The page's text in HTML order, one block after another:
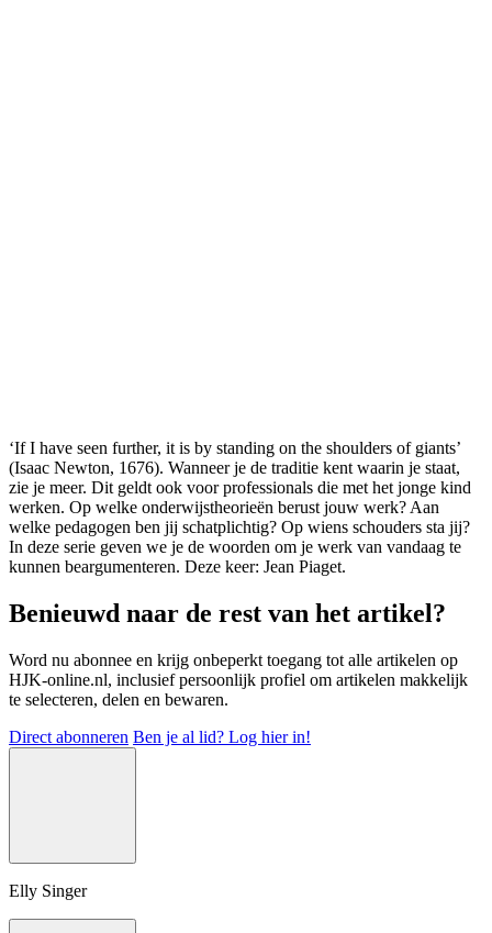
‘If I have seen further, it is by standing on the shoulders of giants’
(Isaac Newton, 1676). Wanneer je de traditie kent waarin je staat,
zie je meer. Dit geldt ook voor professionals die met het jonge kind
werken. Op welke onderwijstheorieën berust jouw werk? Aan
welke pedagogen ben jij schatplichtig? Op wiens schouders sta jij?
In deze serie geven we je de woorden om je werk van vandaag te
kunnen beargumenteren. Deze keer: Jean Piaget.
Benieuwd naar de rest van het artikel?
Word nu abonnee en krijg onbeperkt toegang tot alle artikelen op
HJK-online.nl, inclusief persoonlijk profiel om artikelen makkelijk
te selecteren, delen en bewaren.
Direct abonneren Ben je al lid? Log hier in!
Elly Singer